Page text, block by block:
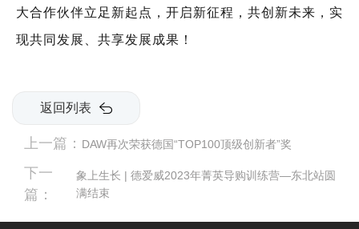
大合作伙伴立足新起点，开启新征程，共创新未来，实
现共同发展、共享发展成果！
返回列表
上一篇： DAW再次荣获德国“TOP100顶级创新者”奖
下一
篇：
象上生长 | 德爱威2023年菁英导购训练营—东北站圆
满结束